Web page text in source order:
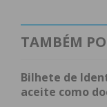
Soares, na
TAMBÉM
Bilhete de
aceite como